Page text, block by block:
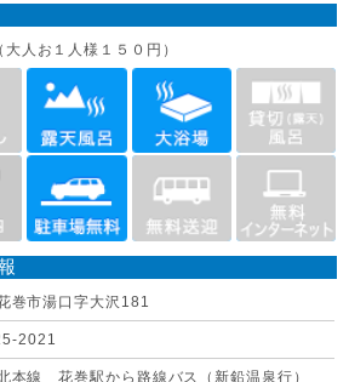
人お１人様１５０円）
巻市湯口字大沢181
2021
本線 花巻駅から路線バス（新鉛温泉行）